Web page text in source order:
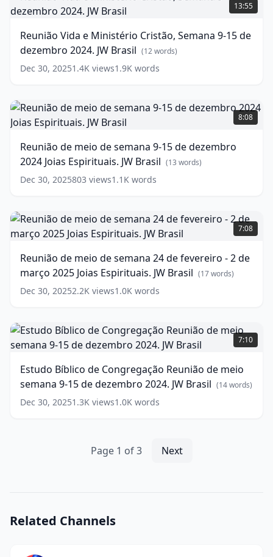
Espirituais.
Brasil (13
words)
e
Cristão,
Semana
9-
15
dezembro
2024.
JW
words)
13:55
Reunião Vida e Ministério Cristão, Semana 9-15 de
dezembro 2024. JW Brasil (12words)
Dec 30, 20251.4K views1.9K words
Reunião
de
meio
semana
9-
15
de
2024
Joias
Espirituais.
Brasil (13
words)
8:08
Reunião de meio de semana 9-15 de dezembro
2024 Joias Espirituais. JW Brasil (13 words)
Dec 30, 2025803 views1.1K words
Reunião
de
meio
semana
24
de
fevereiro
2
de
março
Joias
Espirituais.
Brasil (17
7:08
Reunião de meio de semana 24 de fevereiro - 2 de
março 2025 Joias Espirituais. JW Brasil (17words)
Dec 30, 20252.2K views1.0K words
Estudo
Bíblico
de
Reunião
de
meio
semana
7:10
Estudo Bíblico de Congregação Reunião de meio
semana 9-15 de dezembro 2024. JW Brasil (14words)
Dec 30, 20251.3K views1.0K words
Page 1 of3 Next
Related Channels